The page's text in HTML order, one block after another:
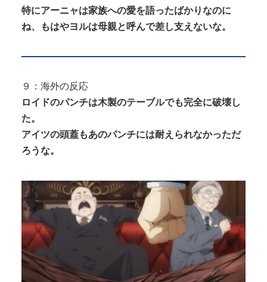
特にアーニャは家族への愛を語ったばかりなのに
ね、もはやヨルは母親と呼んで差し支えないな。
９：海外の反応
ロイドのパンチは木製のテーブルでも完全に破壊し
た。
アイツの頭蓋もあのパンチには耐えられなかっただ
ろうな。